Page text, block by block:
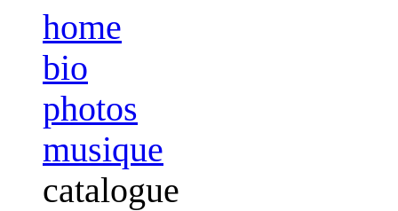
home
bio
photos
musique
catalogue